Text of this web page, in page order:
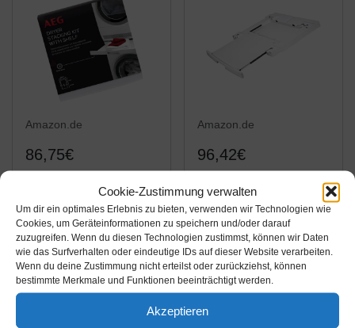
Cookie-Zustimmung verwalten
Um dir ein optimales Erlebnis zu bieten, verwenden wir Technologien wie
Cookies, um Geräteinformationen zu speichern und/oder darauf
zuzugreifen. Wenn du diesen Technologien zustimmst, können wir Daten
wie das Surfverhalten oder eindeutige IDs auf dieser Website verarbeiten.
Wenn du deine Zustimmung nicht erteilst oder zurückziehst, können
bestimmte Merkmale und Funktionen beeinträchtigt werden.
Akzeptieren
Amazon.de
86,75€
Zwischenbaurahmen
Waschmaschine
Trockner AEG
Electrolux 9160931557
SKP11
Amazon / Ebay
Produkt ansehen*
Amazon.de
96,42€
Zwischenbaurahmen
9029797942
Amazon / Ebay
Produkt ansehen*
-19%